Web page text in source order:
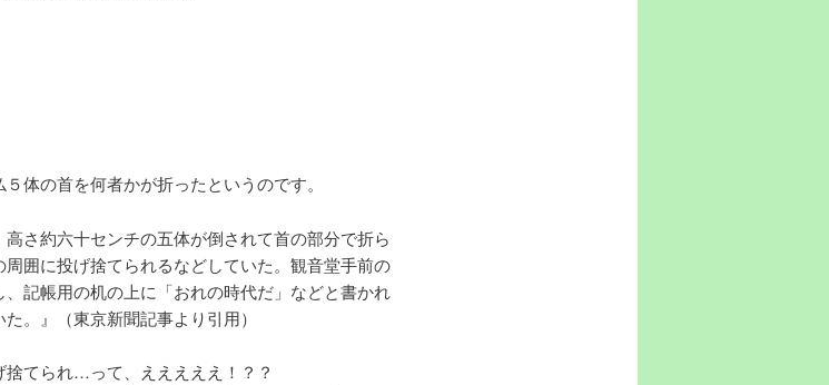
体の首を何者かが折ったというのです。
高さ約六十センチの五体が倒されて首の部分で折ら
囲に投げ捨てられるなどしていた。観音堂手前の
記帳用の机の上に「おれの時代だ」などと書かれ
。』（東京新聞記事より引用）
てられ…って、えええええ！？？